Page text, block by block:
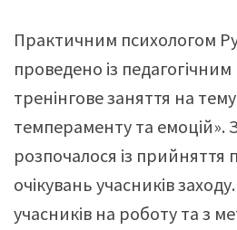
Практичним психологом
проведено із
тренінгове заняття на
темпераменту та емоцій».
розпочалося із прийняття
очікувань учасників
учасників на роботу та з